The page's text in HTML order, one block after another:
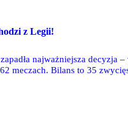
z Legii!
najważniejsza decyzja
meczach. Bilans to 35